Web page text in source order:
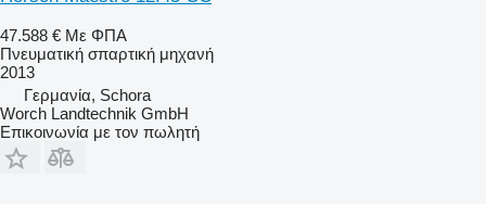
47.588 € Με ΦΠΑ
Πνευματική σπαρτική μηχανή
2013
Γερμανία, Schora
Worch Landtechnik GmbH
Επικοινωνία με τον πωλητή